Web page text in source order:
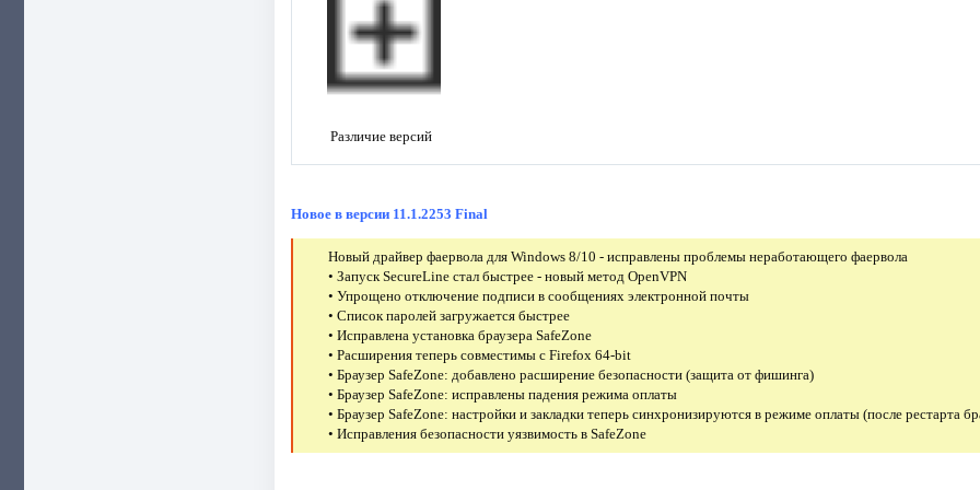
Различие версий
Новое в версии 11.1.2253 Final
Новый драйвер фаервола для Windows 8/10 - исправлены проблемы неработающего фаервола
• Запуск SecureLine стал быстрее - новый метод OpenVPN
• Упрощено отключение подписи в сообщениях электронной почты
• Список паролей загружается быстрее
• Исправлена установка браузера SafeZone
• Расширения теперь совместимы с Firefox 64-bit
• Браузер SafeZone: добавлено расширение безопасности (защита от фишинга)
• Браузер SafeZone: исправлены падения режима оплаты
• Браузер SafeZone: настройки и закладки теперь синхронизируются в режиме оплаты (после рестарта
• Исправления безопасности уязвимость в SafeZone